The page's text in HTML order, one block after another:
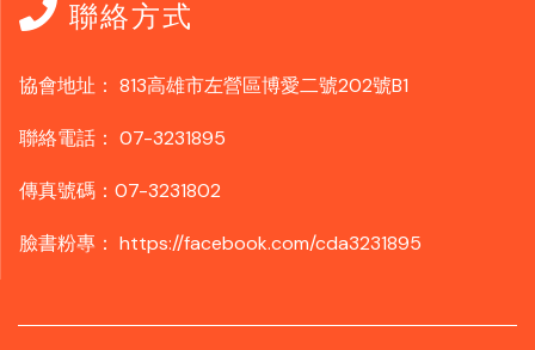
聯絡方式
協會地址： 813高雄市左營區博愛二號202號B1
聯絡電話： 07-3231895
傳真號碼：07-3231802
臉書粉專： https://facebook.com/cda3231895